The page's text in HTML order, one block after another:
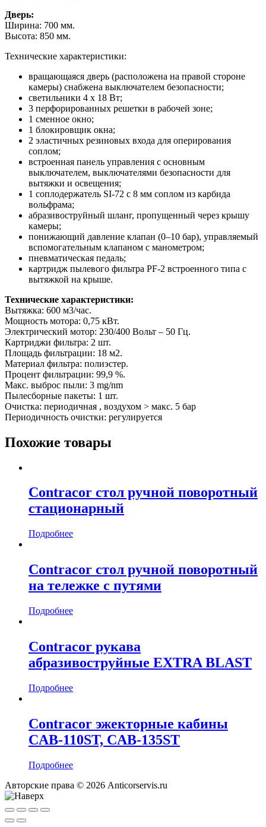
Дверь:
Ширина: 700 мм.
Высота: 850 мм.
Технические характеристики:
вращающаяся дверь (расположена на правой стороне
камеры) снабжена выключателем безопасности;
светильники 4 x 18 Вт;
3 перфорированных решетки в рабочей зоне;
1 сменное окно;
1 блокировщик окна;
2 эластичных резиновых входа для оперирования
соплом;
встроенная панель управления с основным
выключателем, выключателями безопасности для
вытяжки и освещения;
1 соплодержатель SI-72 с 8 мм соплом из карбида
вольфрама;
абразивоструйный шланг, пропущенный через крышу
камеры;
понижающий давление клапан (0–10 бар), управляемый
вспомогательным клапаном с манометром;
пневматическая педаль;
картридж пылевого фильтра PF-2 встроенного типа с
вытяжкой на крыше.
Технические характеристики:
Вытяжка: 600 м3/час.
Мощность мотора: 0,75 кВт.
Электрический мотор: 230/400 Вольт – 50 Гц.
Картриджи фильтра: 2 шт.
Площадь фильтрации: 18 м2.
Материал фильтра: полиэстер.
Процент фильтрации: 99,9 %.
Макс. выброс пыли: 3 mg/nm
Пылесборные пакеты: 1 шт.
Очистка: периодичная , воздухом > макс. 5 бар
Периодичность очистки: регулируется
Похожие товары
Contracor стол ручной поворотный
стационарный
Подробнее
Contracor стол ручной поворотный
на тележке с путями
Подробнее
Contracor рукава
абразивоструйные EXTRA BLAST
Подробнее
Contracor эжекторные кабины
CAB-110ST, CAB-135ST
Подробнее
Авторские права © 2026 Anticorservis.ru